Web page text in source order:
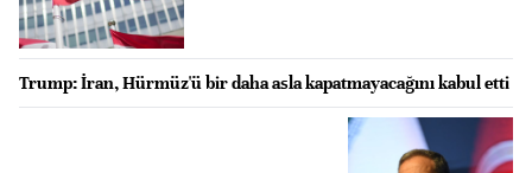
Trump: İran, Hürmüz'ü bir daha asla kapatmayacağını kabul etti